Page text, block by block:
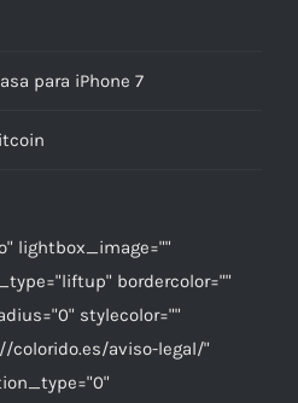
para iPhone 7
lightbox_image=""
bordercolor=""
stylecolor=""
colorido.es/aviso-legal/"